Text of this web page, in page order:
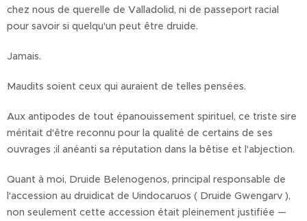
chez nous de querelle de Valladolid, ni de passeport racial
pour savoir si quelqu'un peut être druide.
Jamais.
Maudits soient ceux qui auraient de telles pensées.
Aux antipodes de tout épanouissement spirituel, ce triste sire
méritait d'être reconnu pour la qualité de certains de ses
ouvrages ;il anéanti sa réputation dans la bêtise et l'abjection.
Quant à moi, Druide Belenogenos, principal responsable de
l'accession au druidicat de Uindocaruos ( Druide Gwengarv ),
non seulement cette accession était pleinement justifiée —